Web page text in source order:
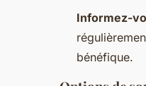
Informez-
bénéfique.